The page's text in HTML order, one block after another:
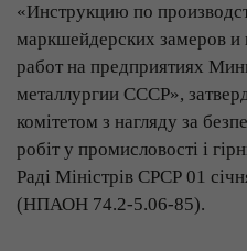
«Инструкцию по
маркшейдерских замеров и
работ на предприятиях
металлургии СССР»,
комітетом з нагляду за
робіт у промисловості і
Раді Міністрів СРСР 01
(НПАОН 74.2-5.06-85).